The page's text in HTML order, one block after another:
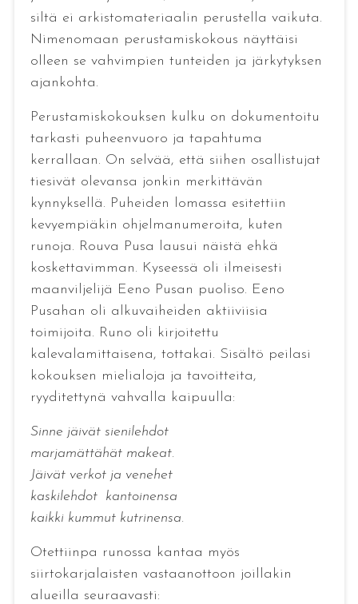
siltä ei arkistomateriaalin perustella vaikuta.
Nimenomaan perustamiskokous näyttäisi
olleen se vahvimpien tunteiden ja järkytyksen
ajankohta.
Perustamiskokouksen kulku on dokumentoitu
tarkasti puheenvuoro ja tapahtuma
kerrallaan. On selvää, että siihen osallistujat
tiesivät olevansa jonkin merkittävän
kynnyksellä. Puheiden lomassa esitettiin
kevyempiäkin ohjelmanumeroita, kuten
runoja. Rouva Pusa lausui näistä ehkä
koskettavimman. Kyseessä oli ilmeisesti
maanviljelijä Eeno Pusan puoliso. Eeno
Pusahan oli alkuvaiheiden aktiiviisia
toimijoita. Runo oli kirjoitettu
kalevalamittaisena, tottakai. Sisältö peilasi
kokouksen mielialoja ja tavoitteita,
ryyditettynä vahvalla kaipuulla:
Sinne jäivät sienilehdot
marjamättähät makeat.
Jäivät verkot ja venehet
kaskilehdot kantoinensa
kaikki kummut kutrinensa.
Otettiinpa runossa kantaa myös
siirtokarjalaisten vastaanottoon joillakin
alueilla seuraavasti: